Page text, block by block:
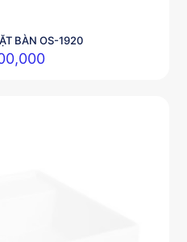
BÀN OS-1920